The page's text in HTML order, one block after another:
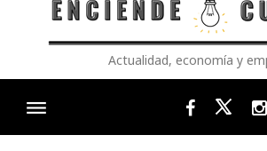
Actualidad, economía y
FacebookTwitter